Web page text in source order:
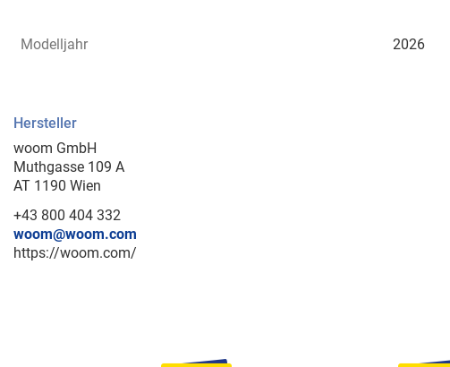
Modelljahr 2026
Hersteller
woom GmbH
Muthgasse 109 A
AT 1190 Wien
+43 800 404 332
woom@woom.com
https://woom.com/